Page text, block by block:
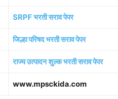
SRPF भरती सराव पेपर
जिल्हा परिषद भरती सराव पेपर
राज्य उत्पादन शुल्क भरती सराव पेपर
www.mpsckida.com